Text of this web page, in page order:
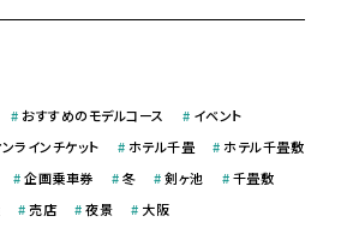
#おすすめのモデルコース # イベント
ラインチケット # ホテル千畳 # ホテル千畳敷
#企画乗車券 #冬 #剣ヶ池 #千畳敷
#売店 #夜景 # 大阪